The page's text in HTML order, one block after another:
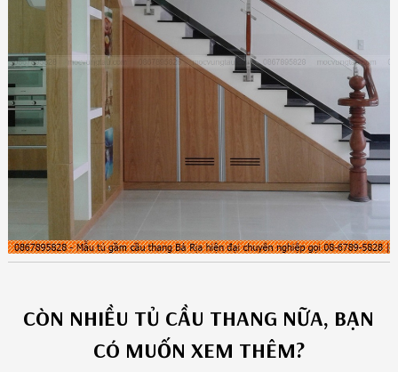
CÒN NHIỀU TỦ CẦU THANG NỮA, BẠN
CÓ MUỐN XEM THÊM?